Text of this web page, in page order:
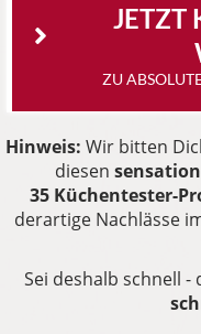
JETZT
ZU
Hinweis: Wir bitten
diesen
35Küchentester-
derartige Nachlässe
Sei deshalb schnell